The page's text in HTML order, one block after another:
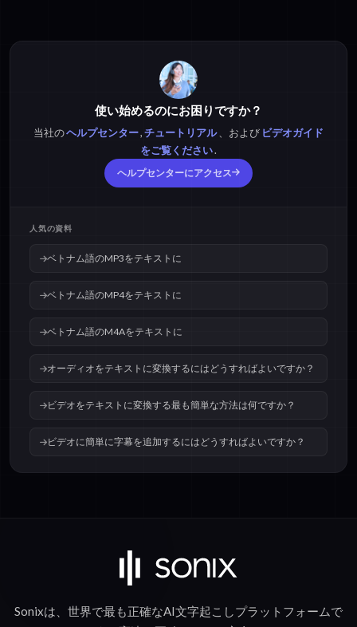
使い始めるのにお困りですか？
当社のヘルプセンター,チュートリアル、および ビデオガイド
をご覧ください.
ヘルプセンターにアクセス
人気の資料
ベトナム語のMP3をテキストに
ベトナム語のMP4をテキストに
ベトナム語のM4Aをテキストに
オーディオをテキストに変換するにはどうすればよいですか？
ビデオをテキストに変換する最も簡単な方法は何ですか？
ビデオに簡単に字幕を追加するにはどうすればよいですか？
Sonixは、世界で最も正確なAI文字起こしプラットフォームで